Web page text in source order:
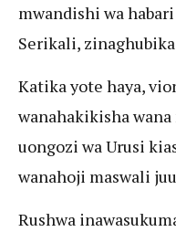
mwandishi wa
Serikali,
Katika yote haya,
wanahakikisha
uongozi wa Urusi
wanahoji maswali
Rushwa